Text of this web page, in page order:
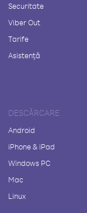
Securitate
Viber Out
Tarife
Asistență
DESCĂRCARE
Android
iPhone & iPad
Windows PC
Mac
Linux